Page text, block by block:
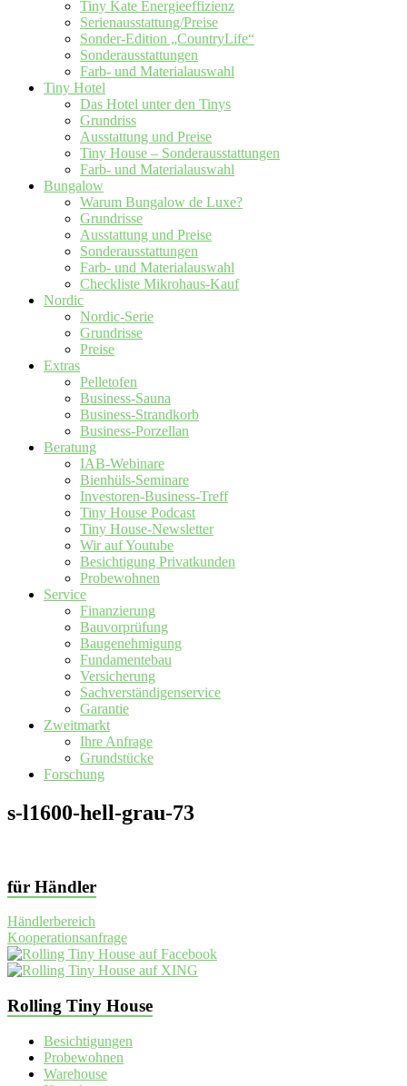
Tiny Kate Energieeffizienz
Serienausstattung/Preise
Sonder-Edition „CountryLife“
Sonderausstattungen
Farb- und Materialauswahl
Tiny Hotel
Das Hotel unter den Tinys
Grundriss
Ausstattung und Preise
Tiny House – Sonderausstattungen
Farb- und Materialauswahl
Bungalow
Warum Bungalow de Luxe?
Grundrisse
Ausstattung und Preise
Sonderausstattungen
Farb- und Materialauswahl
Checkliste Mikrohaus-Kauf
Nordic
Nordic-Serie
Grundrisse
Preise
Extras
Pelletofen
Business-Sauna
Business-Strandkorb
Business-Porzellan
Beratung
IAB-Webinare
Bienhüls-Seminare
Investoren-Business-Treff
Tiny House Podcast
Tiny House-Newsletter
Wir auf Youtube
Besichtigung Privatkunden
Probewohnen
Service
Finanzierung
Bauvorprüfung
Baugenehmigung
Fundamentebau
Versicherung
Sachverständigenservice
Garantie
Zweitmarkt
Ihre Anfrage
Grundstücke
Forschung
s-l1600-hell-grau-73
für Händler
Händlerbereich
Kooperationsanfrage
Rolling Tiny House
Besichtigungen
Probewohnen
Warehouse